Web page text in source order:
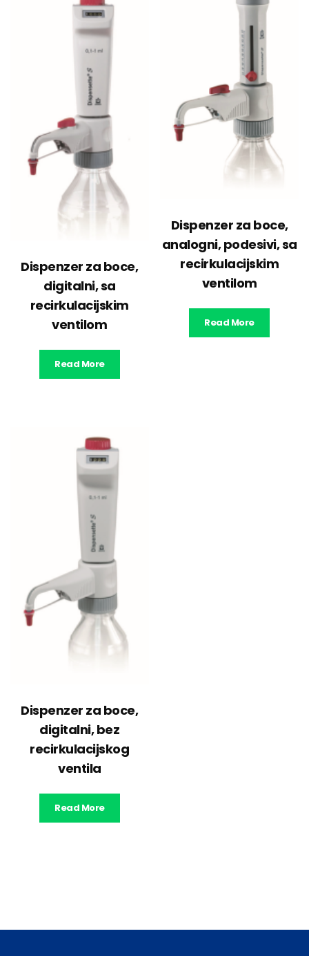
Dispenzer za boce,
digitalni, sa
recirkulacijskim
ventilom
Read More
Dispenzer za boce,
analogni, podesivi, sa
recirkulacijskim
ventilom
Read More
Dispenzer za boce,
digitalni, bez
recirkulacijskog
ventila
Read More